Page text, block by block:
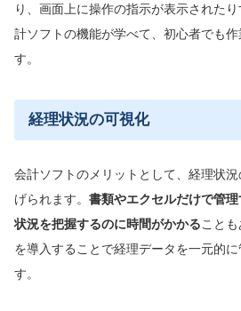
り、画面上に操作の指示が表示された
計ソフトの機能が学べて、初心者でも
す。
経理状況の可視化
会計ソフトのメリットとして、経理状
げられます。 書類やエクセルだけで管理
状況を把握するのに時間がかかること
を導入することで経理データを一元的
す。